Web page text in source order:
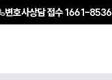
변호사상담 접수1661-8536